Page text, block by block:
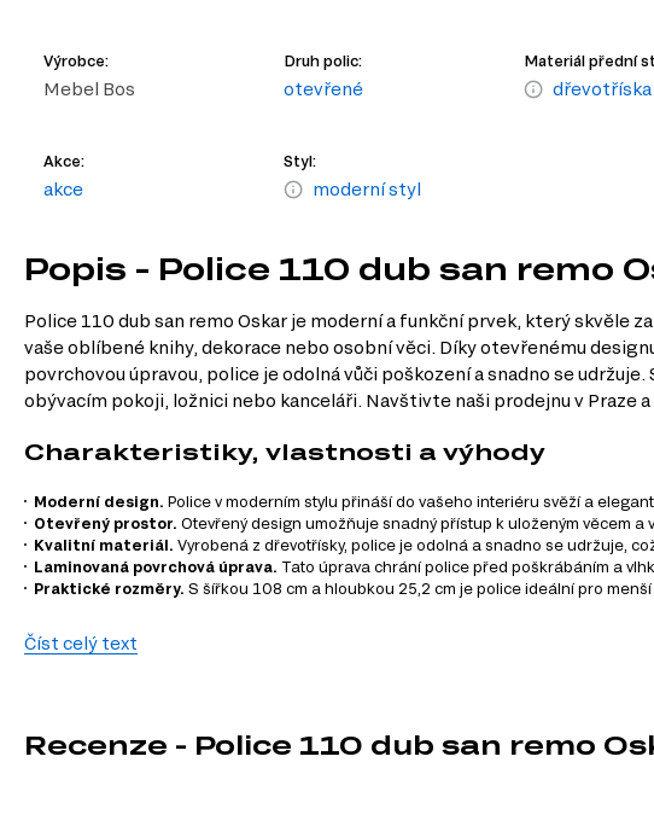
Výrobce:
Mebel Bos
Druh polic:
otevřené
Materiál přední
dřevotříska
Akce:
akce
Styl:
moderní styl
Popis - Police 110 dub san remo
Police 110 dub san remo Oskar je moderní a funkční prvek, který skvěle
vaše oblíbené knihy, dekorace nebo osobní věci. Díky otevřenému
povrchovou úpravou, police je odolná vůči poškození a snadno se
obývacím pokoji, ložnici nebo kanceláři. Navštivte naši prodejnu v Praze
Charakteristiky, vlastnosti a výhody
Moderní design. Police v moderním stylu přináší do vašeho interiéru svěží a
Otevřený prostor. Otevřený design umožňuje snadný přístup k uloženým věcem a
Kvalitní materiál. Vyrobená z dřevotřísky, police je odolná a snadno se udržuje,
Laminovaná povrchová úprava. Tato úprava chrání police před poškrábáním a
Praktické rozměry. S šířkou 108 cm a hloubkou 25,2 cm je police ideální pro menší
Informace o sérii nábytku
Komody
Číst celý text
Recenze - Police 110 dub san remo